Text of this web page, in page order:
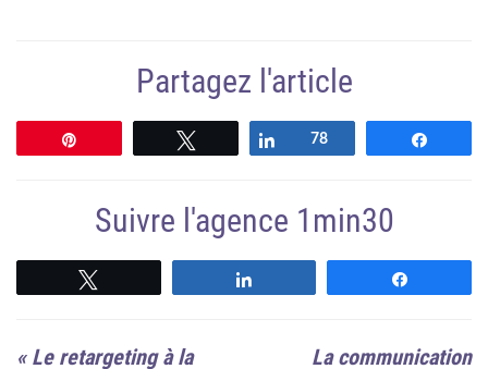
Partagez l'article
Tweetez Partagez
78
Suivre l'agence 1min30
« Le retargeting à la La communication